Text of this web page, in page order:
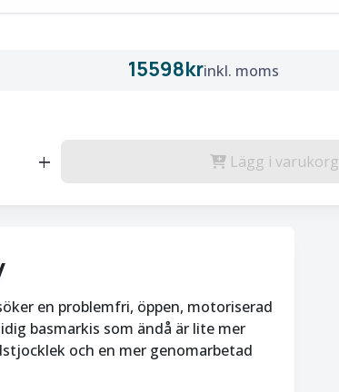
15598krinkl. moms
add Lägg i varukorg
en problemfri, öppen, motoriserad
basmarkis som ändå är lite mer
och en mer genomarbetad